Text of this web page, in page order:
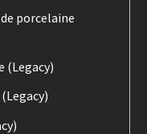
porcelaine
(Legacy)